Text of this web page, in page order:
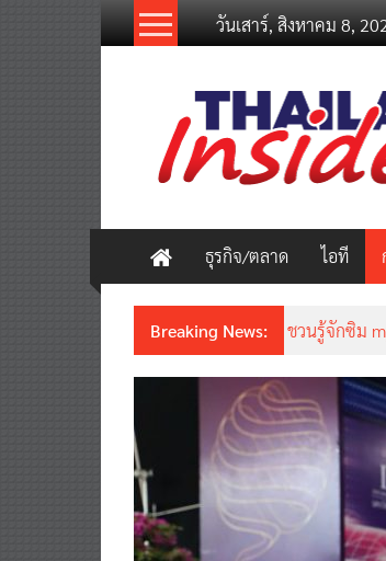
วันเสาร์, สิงหาคม 8,
Thailand
Inside
New
ธุรกิจ/ตลาด ไอที
Breaking News: ชวนรู้จักซิม